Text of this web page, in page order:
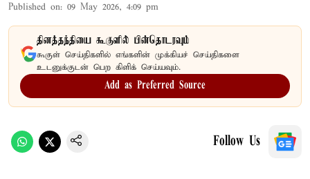
Published on: 09 May 2026, 4:09 pm
தினத்தந்தியை கூகுளில் பின்தொடரவும்
கூகுள் செய்திகளில் எங்களின் முக்கியச் செய்திகளை
உடனுக்குடன் பெற கிளிக் செய்யவும்.
Add as Preferred Source
Follow Us